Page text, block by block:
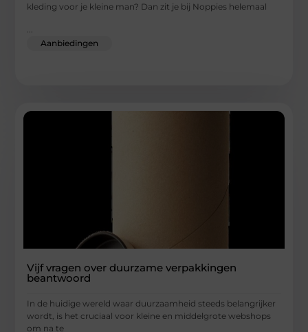
kleding voor je kleine man? Dan zit je bij Noppies helemaal
Aanbiedingen
Vijf vragen over duurzame verpakkingen
beantwoord
In de huidige wereld waar duurzaamheid steeds belangrijker
wordt, is het cruciaal voor kleine en middelgrote webshops
om na te